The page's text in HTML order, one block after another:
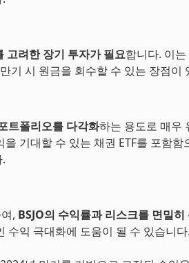
고려한 장기 투자가 필요합니다. 이
기 시 원금을 회수할 수 있는 장점이
트폴리오를 다각화하는 용도로 매우
기대할 수 있는 채권 ETF를 포함함
, BSJO의 수익률과 리스크를 면밀히
수익 극대화에 도움이 될 수 있습니다.